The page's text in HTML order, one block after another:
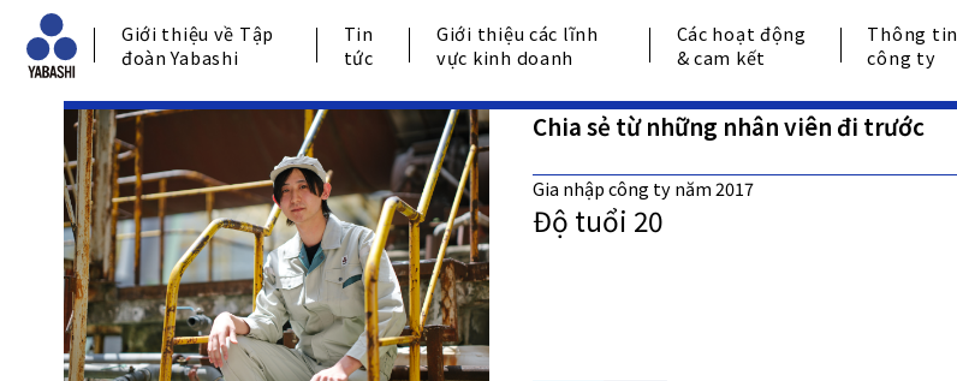
Giới thiệu về Tập
đoàn Yabashi
Tin
tức
Giới thiệu các lĩnh
vực kinh doanh
Các hoạt động
& cam kết
Thông tin
công ty
Chia sẻ từ những nhân viên đi trước
Gia nhập công ty năm 2017
Độ tuổi 20